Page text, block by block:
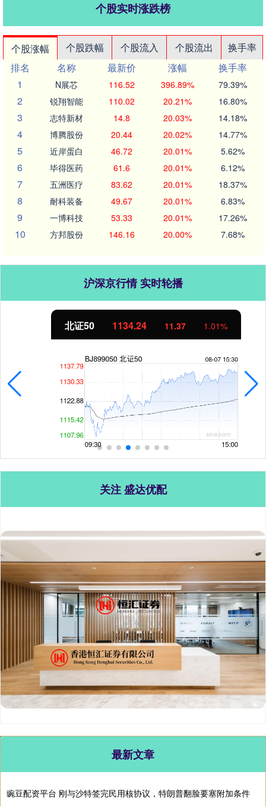
个股实时涨跌榜
个股涨幅 个股跌幅 个股流入 个股流出
换手率
排名
名称 最新价 涨幅
换手率
1
N展芯 116.52 396.89% 79.39%
2 锐翔智能 110.02 20.21% 16.80%
3 志特新材 14.8 20.03% 14.18%
4 博腾股份 20.44 20.02% 14.77%
5 近岸蛋白 46.72 20.01% 5.62%
6 毕得医药 61.6 20.01% 6.12%
7 五洲医疗 83.62 20.01% 18.37%
8 耐科装备 49.67 20.01% 6.83%
9 一博科技 53.33 20.01% 17.26%
10 方邦股份 146.16 20.00% 7.68%
沪深京行情 实时轮播
北证50 1134.24 11.37 1.01%
关注 盛达优配
最新文章
豌豆配资平台 刚与沙特签完民用核协议，特朗普翻脸要塞附加条件